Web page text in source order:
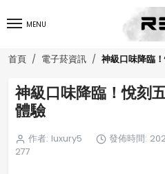
MENU
首頁 電子菸資訊 神級口味降臨
神級口味降臨！悅刻
體驗
作者: luxury5 發佈時間:
277